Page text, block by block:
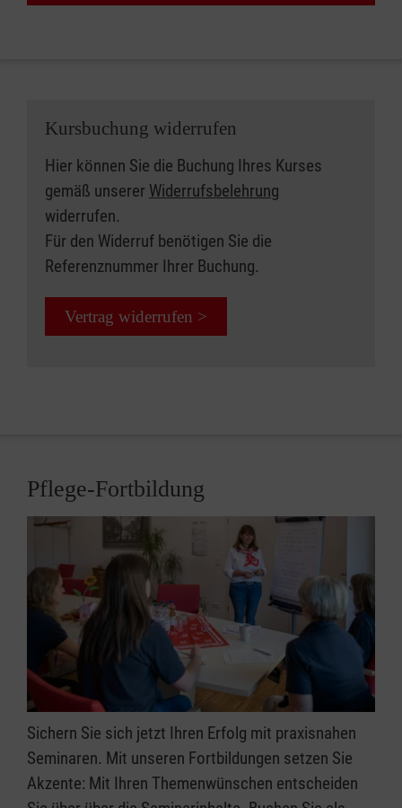
Kursbuchung widerrufen
Hier können Sie die Buchung Ihres Kurses
gemäß unserer Widerrufsbelehrung
widerrufen.
Für den Widerruf benötigen Sie die
Referenznummer Ihrer Buchung.
Vertrag widerrufen >
Pflege-Fortbildung
Sichern Sie sich jetzt Ihren Erfolg mit praxisnahen
Seminaren. Mit unseren Fortbildungen setzen Sie
Akzente: Mit Ihren Themenwünschen entscheiden